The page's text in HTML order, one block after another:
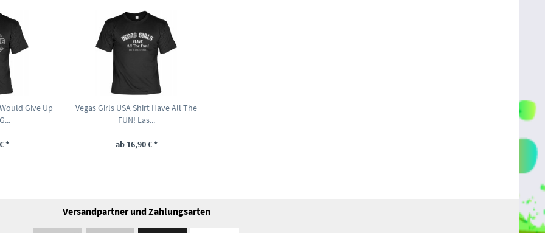
Give Up
*
Vegas Girls USA Shirt Have All The
FUN! Las...
ab 16,90 € *
Versandpartner und Zahlungsarten